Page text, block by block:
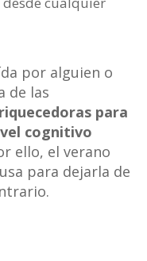
por alguien o
de las
para
cognitivo
ello, el verano
para dejarla de